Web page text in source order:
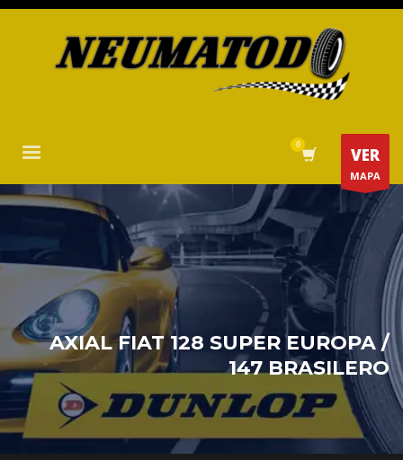
VER
MAPA
AXIAL FIAT 128 SUPER EUROPA /
147 BRASILERO